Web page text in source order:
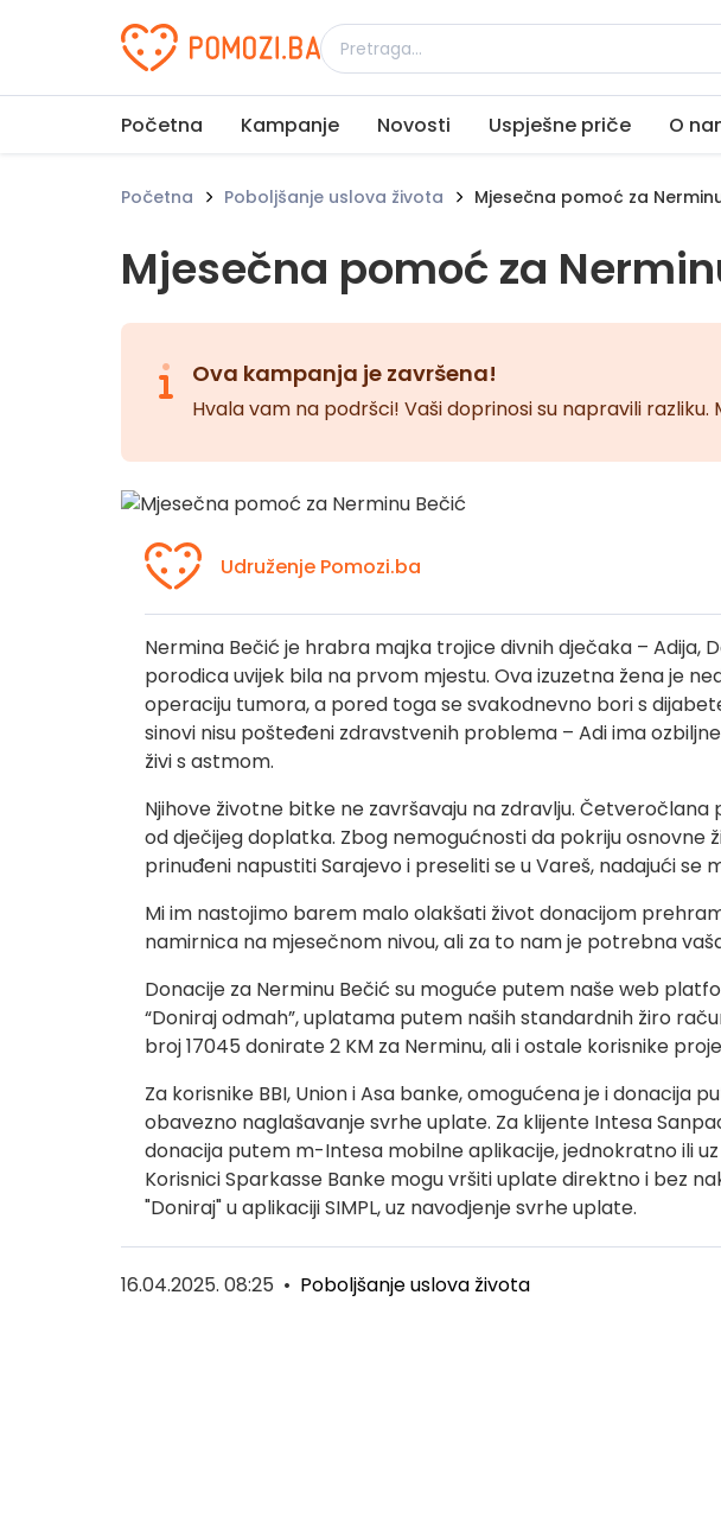
Udruženje Pomozi.ba
Početna Kampanje Novosti Uspješne priče O
Početna Poboljšanje uslova života Mjesečna pomoć za
Mjesečna pomoć za
Ova kampanja je završena!
Hvala vam na podršci! Vaši doprinosi su napravili
Udruženje Pomozi.ba
Nermina Bečić je hrabra majka trojice divnih dječaka – Adija,
porodica uvijek bila na prvom mjestu. Ova izuzetna žena je
operaciju tumora, a pored toga se svakodnevno bori s
sinovi nisu pošteđeni zdravstvenih problema – Adi ima
živi s astmom.
Njihove životne bitke ne završavaju na zdravlju.
od dječijeg doplatka. Zbog nemogućnosti da pokriju osnovne
prinuđeni napustiti Sarajevo i preseliti se u Vareš, nadajući se
Mi im nastojimo barem malo olakšati život donacijom
namirnica na mjesečnom nivou, ali za to nam je potrebna
Donacije za Nerminu Bečić su moguće putem naše web
“Doniraj odmah”, uplatama putem naših standardnih žiro
broj 17045 donirate 2 KM za Nerminu, ali i ostale korisnike
Za korisnike BBI, Union i Asa banke, omogućena je i donacija
obavezno naglašavanje svrhe uplate. Za klijente Intesa
donacija putem m-Intesa mobilne aplikacije, jednokratno ili
Korisnici Sparkasse Banke mogu vršiti uplate direktno i bez
"Doniraj" u aplikaciji SIMPL, uz navodjenje svrhe uplate.
16.04.2025. 08:25 • Poboljšanje uslova života